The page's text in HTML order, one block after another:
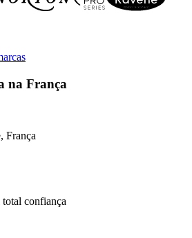
na França
França
confiança